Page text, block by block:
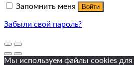
Запомнить меня Войти
Забыли свой пароль?
Мы используем файлы cookies для